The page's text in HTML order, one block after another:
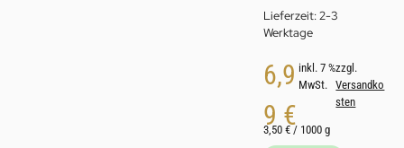
Lieferzeit:2-3
Werktage
6,9
9 €
inkl. 7 %
MwSt.
zzgl.
Versandko
sten
3,50 €/ 1000 g